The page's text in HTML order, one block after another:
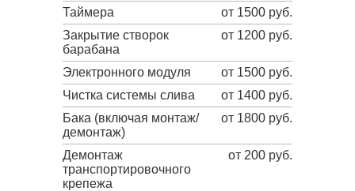
Таймера
от 1500 руб.
Закрытие створок
барабана
от 1200 руб.
Электронного модуля
от 1500 руб.
Чистка системы слива
от 1400 руб.
Бака (включая монтаж/
демонтаж)
от 1800 руб.
Демонтаж
транспортировочного
крепежа
от 200 руб.